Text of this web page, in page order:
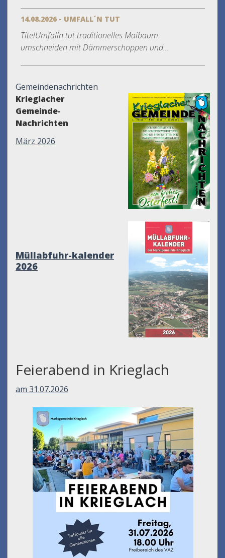
14.08.2026 - UMFALL´N TUT
TitelUmfall´n tut traditionelles Maibaum
umschneiden mit Dämmerschoppen und...
Gemeindenachrichten
Krieglacher
Gemeinde-
Nachrichten
März 2026
Müllabfuhr-kalender
2026
Feierabend in Krieglach
am 31.07.2026